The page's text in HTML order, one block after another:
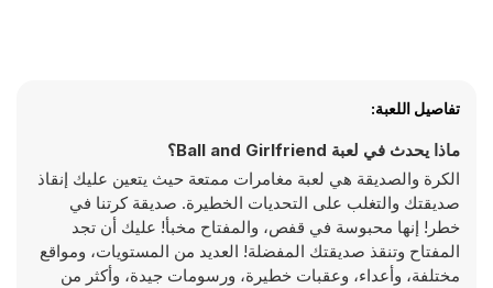
تفاصيل اللعبة:
ماذا يحدث في لعبة Ball and Girlfriend؟
الكرة والصديقة هي لعبة مغامرات ممتعة حيث يتعين عليك إنقاذ
صديقتك والتغلب على التحديات الخطيرة. صديقة كرتنا في
خطر! إنها محبوسة في قفص، والمفتاح مخبأ! عليك أن تجد
المفتاح وتنقذ صديقتك المفضلة! العديد من المستويات، ومواقع
مختلفة، وأعداء، وعقبات خطيرة، ورسومات جيدة، وأكثر من